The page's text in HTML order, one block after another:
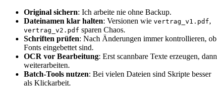
Original sichern: Ich arbeite nie ohne Backup.
Dateinamen klar halten: Versionen wie vertrag_v1.pdf,
vertrag_v2.pdf sparen Chaos.
Schriften prüfen: Nach Änderungen immer kontrollieren, ob
Fonts eingebettet sind.
OCR vor Bearbeitung: Erst scannbare Texte erzeugen, dann
weiterarbeiten.
Batch-Tools nutzen: Bei vielen Dateien sind Skripte besser
als Klickarbeit.